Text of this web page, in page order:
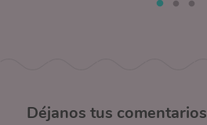
Déjanos tus comentarios